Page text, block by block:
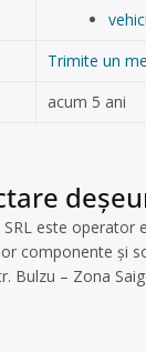
Trimite un
acum 5 ani
SRL este
componente și
Bulzu – Zona